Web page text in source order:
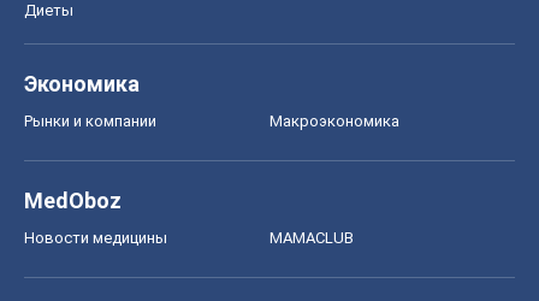
Диеты
Экономика
Рынки и компании Mакроэкономика
MedOboz
Новости медицины MAMACLUB